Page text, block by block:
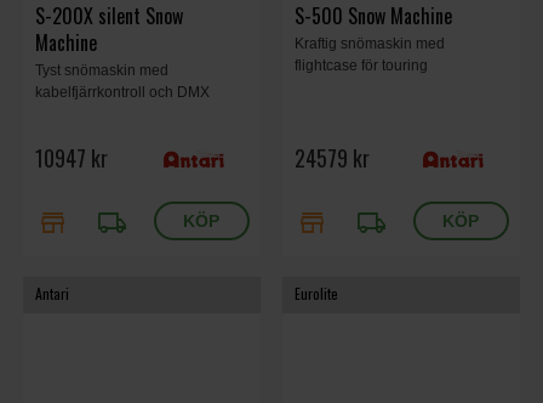
S-200X silent Snow
Machine
Tyst snömaskin med
kabelfjärrkontroll och DMX
10947 kr
store local_shipping
S-500 Snow Machine
Kraftig snömaskin med
flightcase för touring
24579 kr
store local_shipping
Antari Eurolite